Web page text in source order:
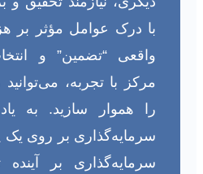
با درک عوامل مؤثر بر
واقعی “تضمین” و
مرکز با تجربه،
را هموار سازید. به
سرمایه‌گذاری بر روی یک
سرمایه‌گذاری بر